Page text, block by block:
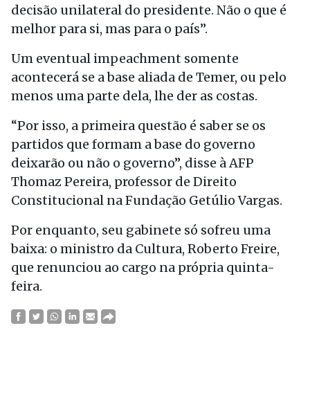
decisão unilateral do presidente. Não o que é
melhor para si, mas para o país”.
Um eventual impeachment somente
acontecerá se a base aliada de Temer, ou pelo
menos uma parte dela, lhe der as costas.
“Por isso, a primeira questão é saber se os
partidos que formam a base do governo
deixarão ou não o governo”, disse à AFP
Thomaz Pereira, professor de Direito
Constitucional na Fundação Getúlio Vargas.
Por enquanto, seu gabinete só sofreu uma
baixa: o ministro da Cultura, Roberto Freire,
que renunciou ao cargo na própria quinta-
feira.